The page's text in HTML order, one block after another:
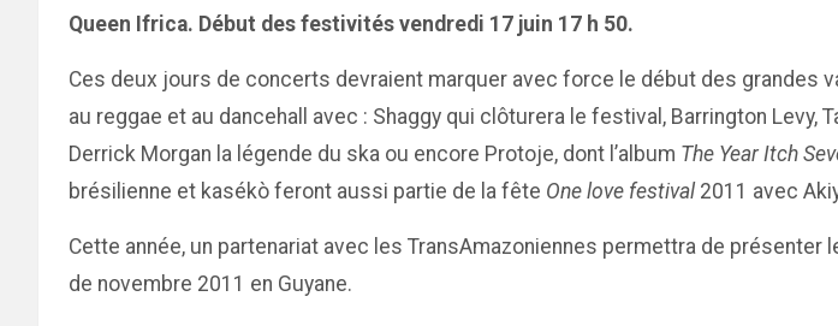
Queen Ifrica. Début des festivités vendredi 17 juin 17 h 50.
Ces deux jours de concerts devraient marquer avec force le début des grandes
au reggae et au dancehall avec : Shaggy qui clôturera le festival, Barrington Levy,
Derrick Morgan la légende du ska ou encore Protoje, dont l’album The Year Itch
brésilienne et kasékò feront aussi partie de la fête One love festival 2011 avec
Cette année, un partenariat avec les TransAmazoniennes permettra de
de novembre 2011 en Guyane.